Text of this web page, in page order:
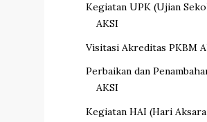
Kegiatan UPK (Ujian
AKSI
Visitasi Akreditas PKBM
Perbaikan dan
AKSI
Kegiatan HAI (Hari